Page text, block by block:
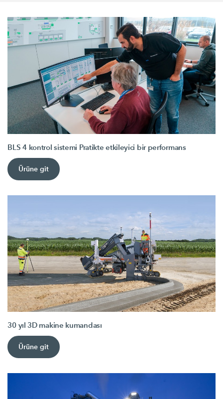
BLS 4 kontrol sistemi Pratikte etkileyici bir performans
Ürüne git
30 yıl 3D makine kumandası
Ürüne git